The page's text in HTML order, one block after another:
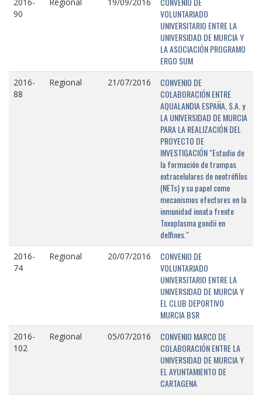
90
VOLUNTARIADO
UNIVERSITARIO ENTRE LA
UNIVERSIDAD DE MURCIA Y
LA ASOCIACIÓN PROGRAMO
ERGO SUM
2016-
88
Regional 21/07/2016
CONVENIO DE
COLABORACIÓN ENTRE
AQUALANDIA ESPAÑA, S.A. y
LA UNIVERSIDAD DE MURCIA
PARA LA REALIZACIÓN DEL
PROYECTO DE
INVESTIGACIÓN "Estudio de
la formación de trampas
extracelulares de neotrófilos
(NETs) y su papel como
mecanismos efectores en la
inmunidad innata frente
Toxoplasma gondii en
delfines."
2016-
74
Regional 20/07/2016
CONVENIO DE
VOLUNTARIADO
UNIVERSITARIO ENTRE LA
UNIVERSIDAD DE MURCIA Y
EL CLUB DEPORTIVO
MURCIA BSR
2016-
102
Regional 05/07/2016
CONVENIO MARCO DE
COLABORACIÓN ENTRE LA
UNIVERSIDAD DE MURCIA Y
EL AYUNTAMIENTO DE
CARTAGENA